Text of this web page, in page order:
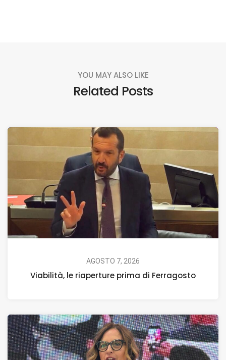
YOU MAY ALSO LIKE
Related Posts
AGOSTO 7, 2026
Viabilità, le riaperture prima di Ferragosto